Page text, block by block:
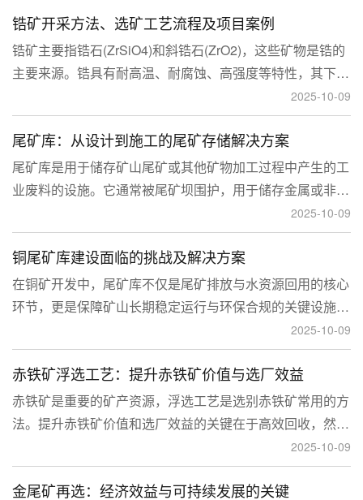
锆矿开采方法、选矿工艺流程及项目案例
锆矿主要指锆石(ZrSiO4)和斜锆石(ZrO2)，这些矿物是锆的
主要来源。锆具有耐高温、耐腐蚀、高强度等特性，其下游
应用涉及核工业、陶瓷、耐火材料、铸造、电子和化工等多
个领域，尤其在高性能陶瓷和锆基合金中的需求不断增长。
2025-10-09
尾矿库：从设计到施工的尾矿存储解决方案
尾矿库是用于储存矿山尾矿或其他矿物加工过程中产生的工
业废料的设施。它通常被尾矿坝围护，用于储存金属或非金
属矿山的尾矿。尾矿库通常包括尾矿处理系统、排水系统和
回水系统。根据地形，尾矿库可分为山谷型、山坡型、平地
型和河流拦截型。
2025-10-09
铜尾矿库建设面临的挑战及解决方案
在铜矿开发中，尾矿库不仅是尾矿排放与水资源回用的核心
环节，更是保障矿山长期稳定运行与环保合规的关键设施。
然而，铜矿尾矿本身具有粒度细、水量大、化学活性强等特
性，使尾矿库在坝体稳定、防渗处理与排洪系统设计方面面
临更高技术挑战。
2025-10-09
赤铁矿浮选工艺：提升赤铁矿价值与选厂效益
赤铁矿是重要的矿产资源，浮选工艺是选别赤铁矿常用的方
法。提升赤铁矿价值和选厂效益的关键在于高效回收，然
而，赤铁矿往往存在嵌布粒度细、易泥化、存在高硅铝杂质
等特征。利用传统的浮选工艺进行处理会面临回收率低、精
矿品位不稳定、药剂成本高等问题。
2025-10-09
金尾矿再选：经济效益与可持续发展的关键